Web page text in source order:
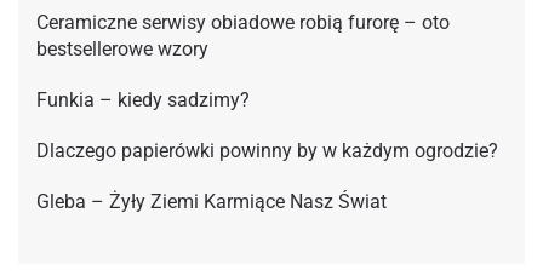
Ceramiczne serwisy obiadowe robią furorę – oto
bestsellerowe wzory
Funkia – kiedy sadzimy?
Dlaczego papierówki powinny by w każdym ogrodzie?
Gleba – Żyły Ziemi Karmiące Nasz Świat